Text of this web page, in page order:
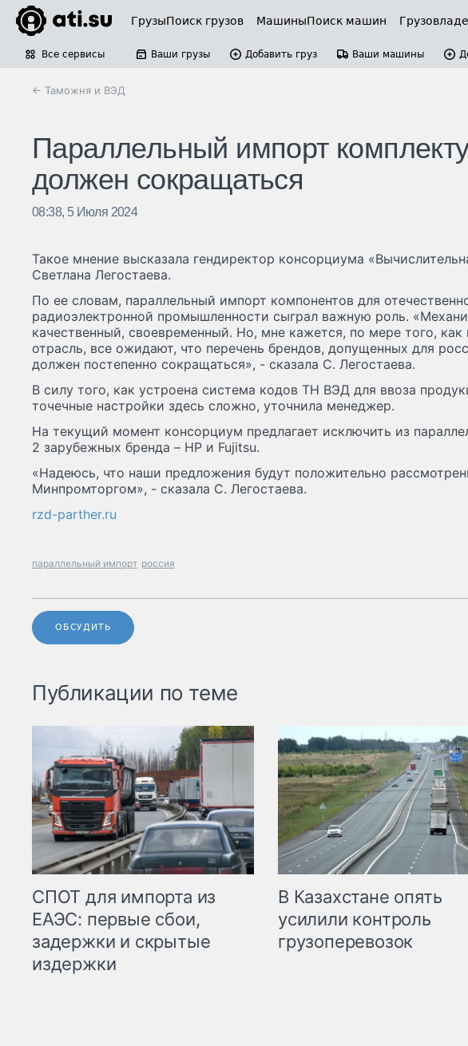
ГрузыПоиск грузов МашиныПоиск машин
Все сервисы Ваши грузы Добавить груз Ваши машины
← Таможня и ВЭД
Параллельный импорт
должен сокращаться
08:38, 5 Июля 2024
Такое мнение высказала гендиректор консорциума
Светлана Легостаева.
По ее словам, параллельный импорт компонентов для
радиоэлектронной промышленности сыграл важную роль.
качественный, своевременный. Но, мне кажется, по мере того,
отрасль, все ожидают, что перечень брендов, допущенных для
должен постепенно сокращаться», - сказала С. Легостаева.
В силу того, как устроена система кодов ТН ВЭД для ввоза
точечные настройки здесь сложно, уточнила менеджер.
На текущий момент консорциум предлагает исключить из
2 зарубежных бренда – HP и Fujitsu.
«Надеюсь, что наши предложения будут положительно
Минпромторгом», - сказала С. Легостаева.
rzd-parther.ru
параллельный импорт россия
ОБСУДИТЬ
Публикации по теме
СПОТ для импорта из
ЕАЭС: первые сбои,
задержки и скрытые
издержки
В Казахстане опять
усилили контроль
грузоперевозок